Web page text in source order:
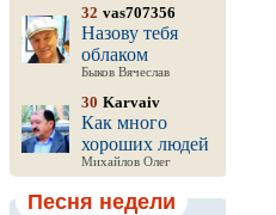
32 vas707356
Назову тебя
облаком
Быков Вячеслав
30 Karvaiv
Как много
хороших людей
Михайлов Олег
Песня недели